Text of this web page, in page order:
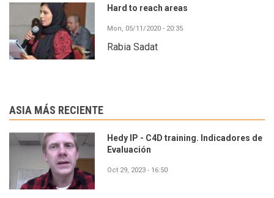
Hard to reach areas
Mon, 05/11/2020 - 20:35
Rabia Sadat
ASIA MÁS RECIENTE
Hedy IP - C4D training. Indicadores de
Evaluación
Oct 29, 2023 - 16:50